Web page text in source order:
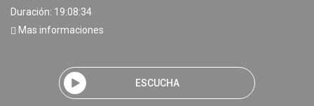
Duración: 19:08:34
Mas informaciones
ESCUCHA